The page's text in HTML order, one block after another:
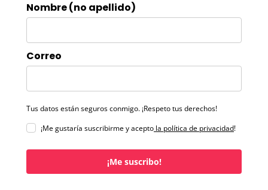
Nombre (no apellido)
Correo
Tus datos están seguros conmigo. ¡Respeto tus derechos!
¡Me gustaría suscribirme y acepto la política de privacidad!
¡Me suscribo!